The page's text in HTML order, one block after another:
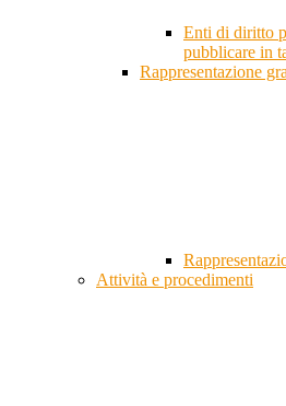
Enti di diritto
pubblicare in
Rappresentazione
Attività e procedimenti